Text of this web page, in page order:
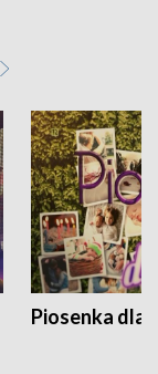
Piosenka dla